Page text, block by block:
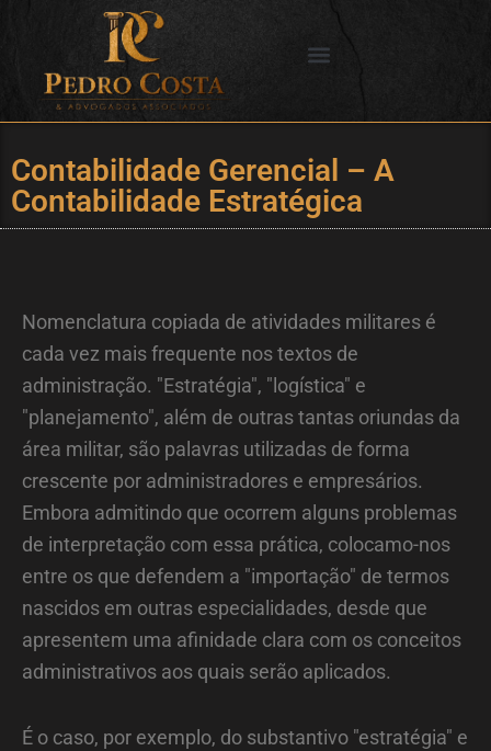
conteúdo
Contabilidade Gerencial – A
Contabilidade Estratégica
Nomenclatura copiada de atividades militares é
cada vez mais frequente nos textos de
administração. "Estratégia", "logística" e
"planejamento", além de outras tantas oriundas da
área militar, são palavras utilizadas de forma
crescente por administradores e empresários.
Embora admitindo que ocorrem alguns problemas
de interpretação com essa prática, colocamo-nos
entre os que defendem a "importação" de termos
nascidos em outras especialidades, desde que
apresentem uma afinidade clara com os conceitos
administrativos aos quais serão aplicados.
É o caso, por exemplo, do substantivo "estratégia" e